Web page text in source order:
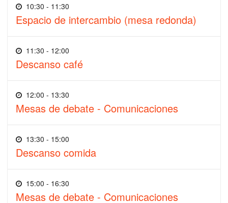
10:30 - 11:30
Espacio de intercambio (mesa redonda)
11:30 - 12:00
Descanso café
12:00 - 13:30
Mesas de debate - Comunicaciones
13:30 - 15:00
Descanso comida
15:00 - 16:30
Mesas de debate - Comunicaciones